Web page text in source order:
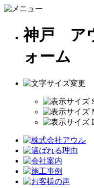
神戸 ア
ォーム